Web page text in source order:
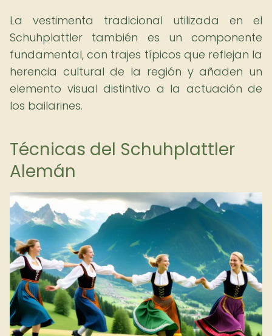
La vestimenta tradicional utilizada en el
Schuhplattler también es un componente
fundamental, con trajes típicos que reflejan la
herencia cultural de la región y añaden un
elemento visual distintivo a la actuación de
los bailarines.
Técnicas del Schuhplattler
Alemán